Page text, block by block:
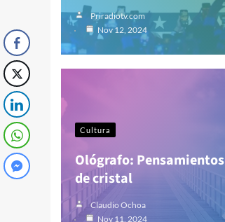
Priradiotv.com
Nov 12, 2024
Cultura
Ológrafo: Pensamientos
de cristal
Claudio Ochoa
Nov 11, 2024